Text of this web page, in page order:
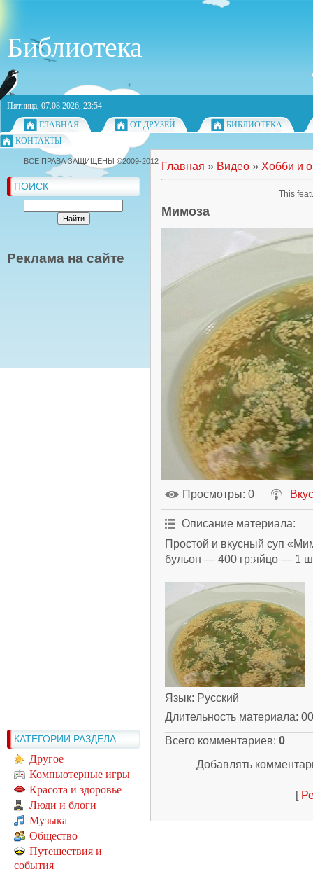
Библиотека
Пятница, 07.08.2026, 23:54
ГЛАВНАЯ
ОТ ДРУЗЕЙ
БИБЛИОТЕКА
КОНТАКТЫ
ПОИСК
Реклама на сайте
КАТЕГОРИИ РАЗДЕЛА
Другое
Компьютерные игры
Красота и здоровье
Люди и блоги
Музыка
Общество
Путешествия и
события
Главная » Видео » Хобби и
Мимоза
Просмотры: 0
Описание материала:
Простой и вкусный суп
бульон — 400 гр;яйцо — 1
Язык: Русский
Длительность материала:
Всего комментариев: 0
Добавлять
[
ВСЕ ПРАВА ЗАЩИЩЕНЫ ©2009-2012
This